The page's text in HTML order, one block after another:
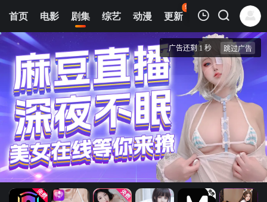
首页 电影 剧集 综艺 动漫 更新
93
热榜 APP
我的观影记录
23
千香
清空